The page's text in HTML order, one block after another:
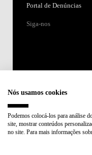
Portal de Denúncias
Siga-nos
Membro de:
Nós usamos cookies
Podemos colocá-los para análise
site, mostrar conteúdos
no site. Para mais informações